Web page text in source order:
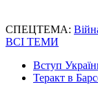
СПЕЦТЕМА:
ВСІ ТЕМИ
Вступ
Теракт в